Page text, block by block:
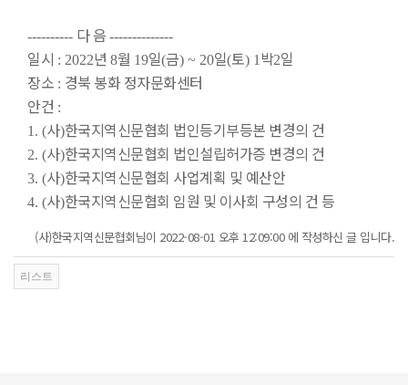
---------- 다 음 --------------
일시 : 2022년 8월 19일(금) ~ 20일(토) 1 박2일
장소 : 경북 봉화 정자문화센터
안건 :
1. (사)한국지역신문협회 법인등기부등본 변경의 건
2. (사)한국지역신문협회 법인설립허가증 변경의 건
3. (사)한국지역신문협회 사업계획 및 예산안
4. (사)한국지역신문협회 임원 및 이사회 구성의 건 등
(사)한국지역신문협회님이 2022-08-01 오후 12:09:00 에 작성하신 글 입니다.